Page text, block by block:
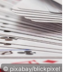
© pixabay/blickpixel